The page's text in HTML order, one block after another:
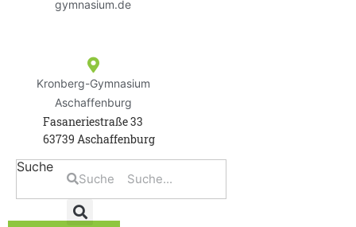
gymnasium.de
Kronberg-Gymnasium
Aschaffenburg
Fasaneriestraße 33
63739 Aschaffenburg
Suche
Suche